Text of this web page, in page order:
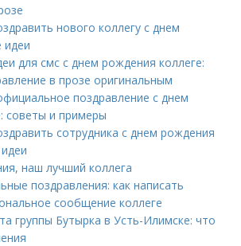
нового коллегу с днем
идеи
для смс с днем рождения коллеге:
в прозе оригинальным
поздравление с днем
советы и примеры
сотрудника с днем рождения
наш лучший коллега
поздравления: как написать
сообщение коллеге
группы Бутырка в Усть-Илимске: что